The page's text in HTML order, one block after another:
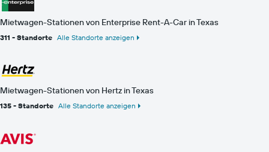
Mietwagen-Stationen von Enterprise Rent-A-Car in Texas
311 - Standorte Alle Standorte anzeigen
Mietwagen-Stationen von Hertz in Texas
135 - Standorte Alle Standorte anzeigen